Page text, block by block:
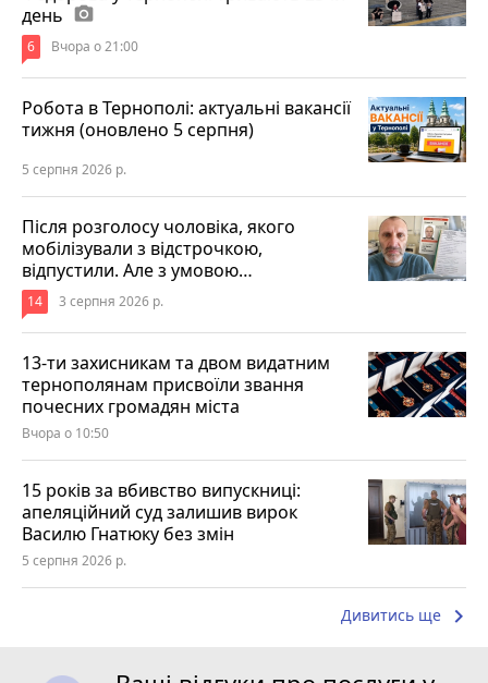
день photo_camera
6 Вчора о 21:00
Робота в Тернополі: актуальні вакансії
тижня (оновлено 5 серпня)
5 серпня 2026 р.
Після розголосу чоловіка, якого
мобілізували з відстрочкою,
відпустили. Але з умовою…
14 3 серпня 2026 р.
13-ти захисникам та двом видатним
тернополянам присвоїли звання
почесних громадян міста
Вчора о 10:50
15 років за вбивство випускниці:
апеляційний суд залишив вирок
Василю Гнатюку без змін
5 серпня 2026 р.
Дивитись ще keyboard_arrow_right